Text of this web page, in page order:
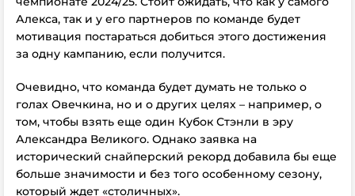
Алекса, так и у его партнеров по команде будет
мотивация постараться добиться этого достижения
за одну кампанию, если получится.
Очевидно, что команда будет думать не только о
голах Овечкина, но и о других целях – например, о
том, чтобы взять еще один Кубок Стэнли в эру
Александра Великого. Однако заявка на
исторический снайперский рекорд добавила бы еще
больше значимости и без того особенному сезону,
который ждет «столичных».